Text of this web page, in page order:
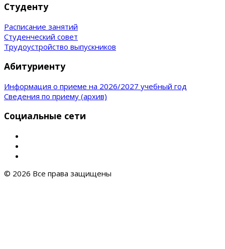
Студенту
Расписание занятий
Студенческий совет
Трудоустройство выпускников
Абитуриенту
Информация о приеме на 2026/2027 учебный год
Сведения по приему (архив)
Социальные сети
© 2026 Все права защищены